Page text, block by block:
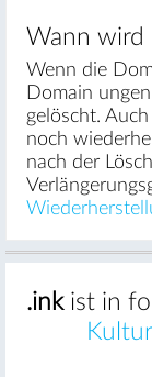
Wann wird
Wenn die
Domain
gelöscht.
noch
nach der
.inkist in
Kultur